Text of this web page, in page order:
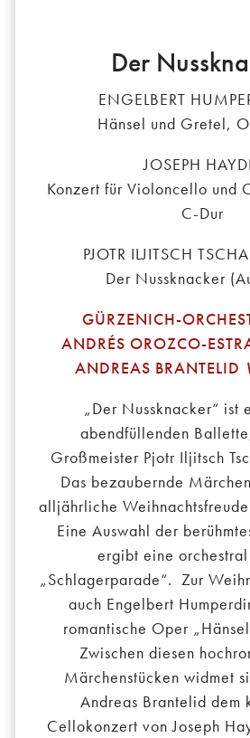
Der
ENGELBERT
Hänsel und Gretel,
JOSEPH
Konzert für Violoncello und
C-Dur
PJOTR ILJITSCH
Der Nussknacker
GÜRZENICH-
ANDRÉS OROZCO-
ANDREAS BRANTELID
„Der Nussknacker“ ist
abendfüllenden
Großmeister Pjotr Iljitsch
Das bezaubernde
alljährliche
Eine Auswahl der
ergibt eine
„Schlagerparade“. Zur
auch Engelbert
romantische Oper
Zwischen diesen
Märchenstücken widmet
Andreas Brantelid dem
Cellokonzert von Joseph